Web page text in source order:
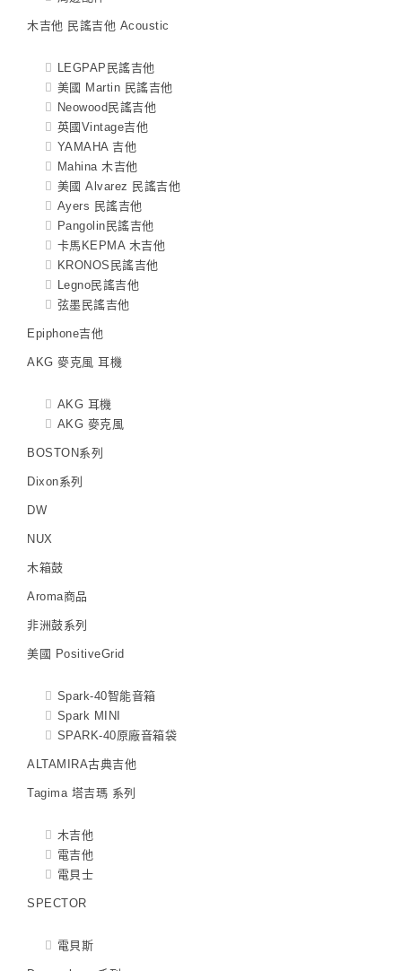
木吉他 民謠吉他 Acoustic
LEGPAP民謠吉他
美國 Martin 民謠吉他
Neowood民謠吉他
英國Vintage吉他
YAMAHA 吉他
Mahina 木吉他
美國 Alvarez 民謠吉他
Ayers 民謠吉他
Pangolin民謠吉他
卡馬KEPMA 木吉他
KRONOS民謠吉他
Legno民謠吉他
弦墨民謠吉他
Epiphone吉他
AKG 麥克風 耳機
AKG 耳機
AKG 麥克風
BOSTON系列
Dixon系列
DW
NUX
木箱鼓
Aroma商品
非洲鼓系列
美國 PositiveGrid
Spark-40智能音箱
Spark MINI
SPARK-40原廠音箱袋
ALTAMIRA古典吉他
Tagima 塔吉瑪 系列
木吉他
電吉他
電貝士
SPECTOR
電貝斯